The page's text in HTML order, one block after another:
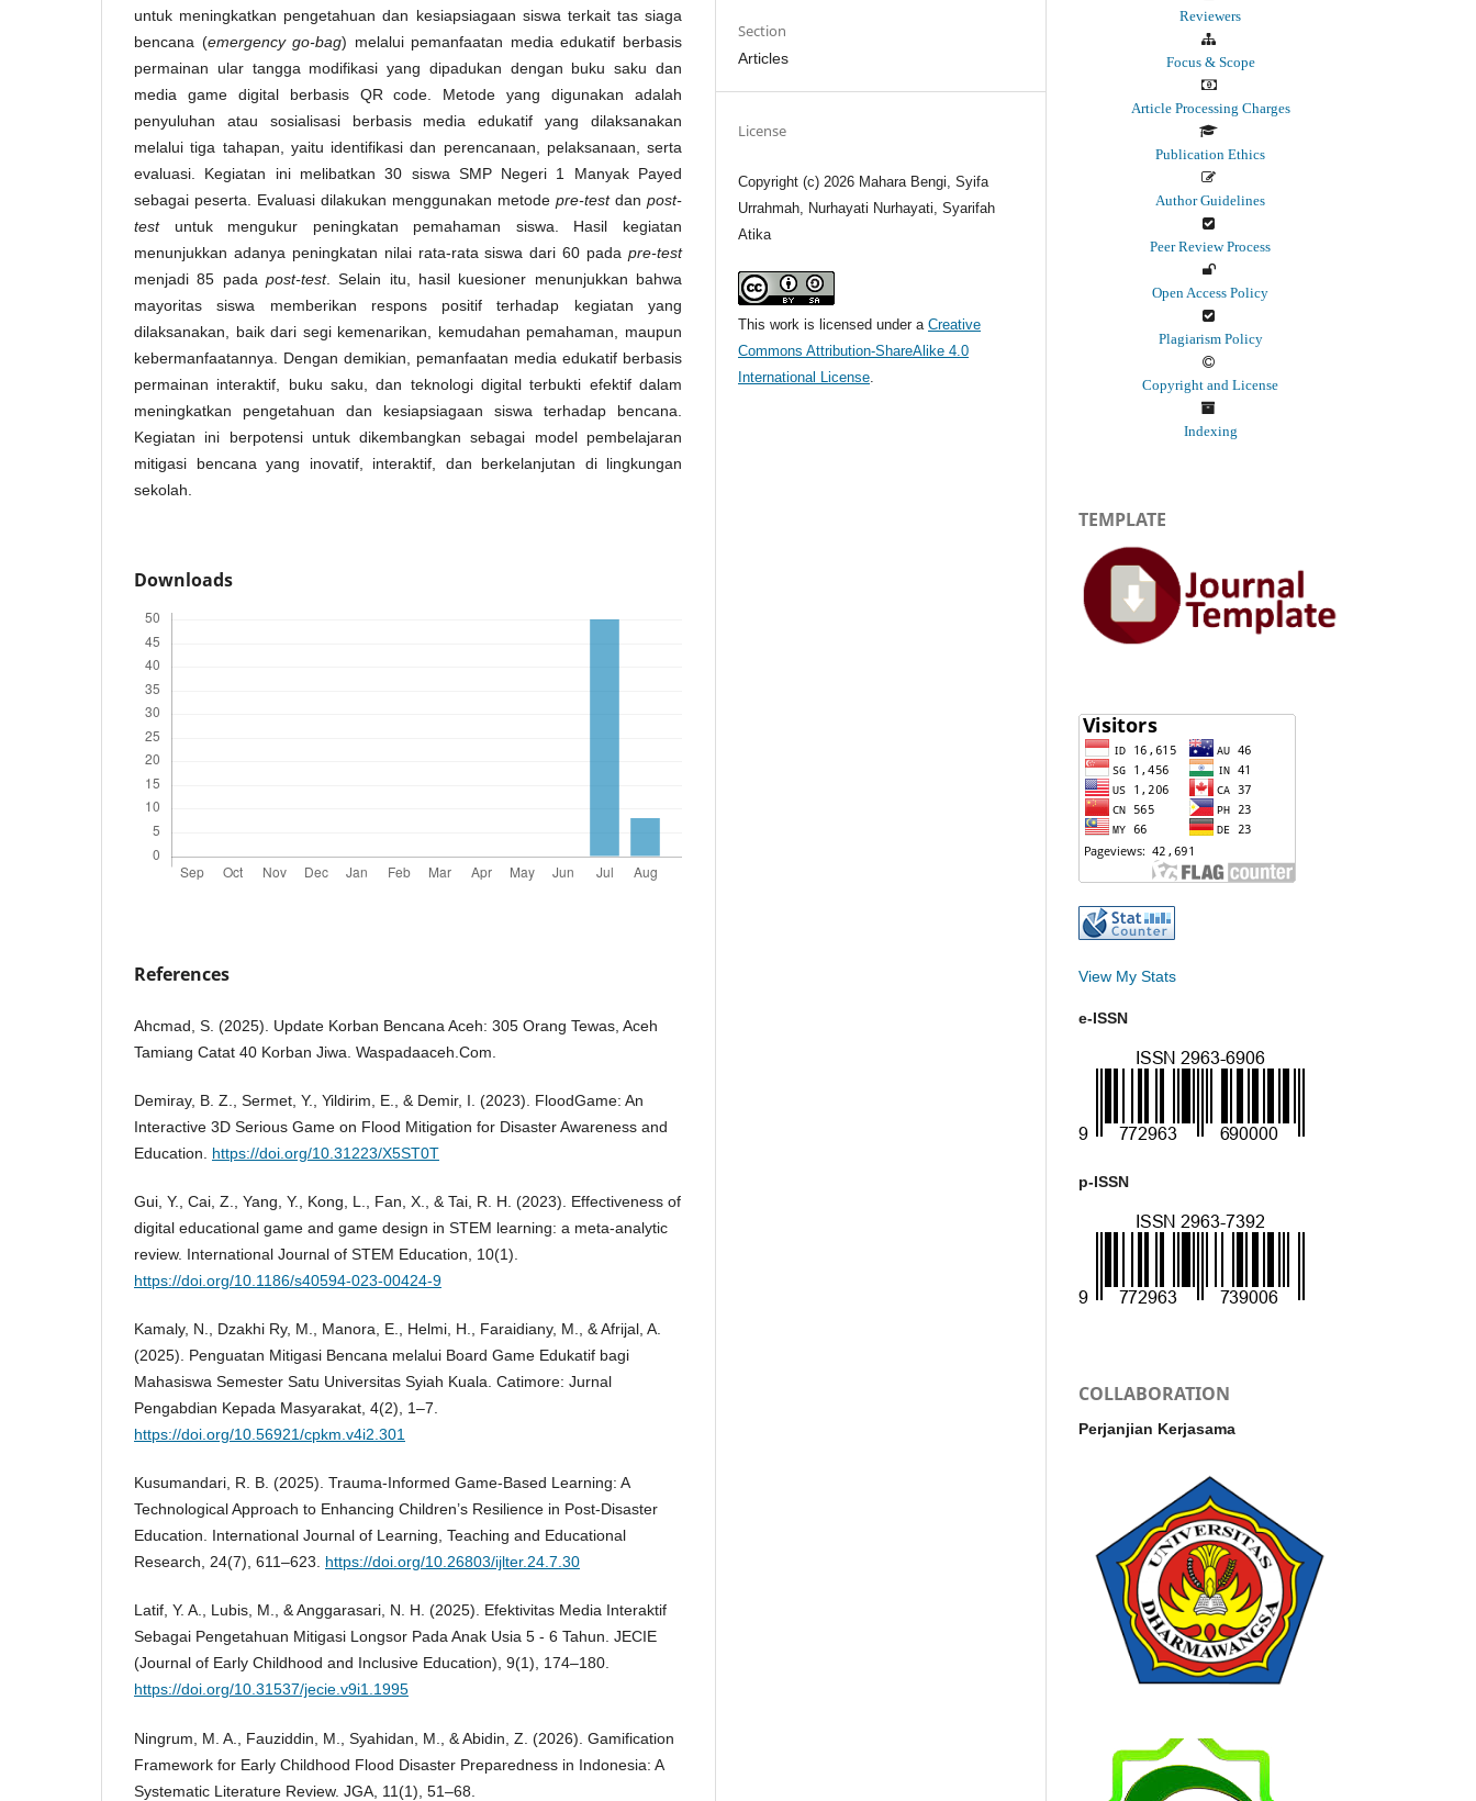
untuk meningkatkan pengetahuan dan kesiapsiagaan siswa terkait tas siaga
bencana (emergency go-bag) melalui pemanfaatan media edukatif berbasis
permainan ular tangga modifikasi yang dipadukan dengan buku saku dan
media game digital berbasis QR code. Metode yang digunakan adalah
penyuluhan atau sosialisasi berbasis media edukatif yang dilaksanakan
melalui tiga tahapan, yaitu identifikasi dan perencanaan, pelaksanaan, serta
evaluasi. Kegiatan ini melibatkan 30 siswa SMP Negeri 1 Manyak Payed
sebagai peserta. Evaluasi dilakukan menggunakan metode pre-testdan post-
testuntuk mengukur peningkatan pemahaman siswa. Hasil kegiatan
menunjukkan adanya peningkatan nilai rata-rata siswa dari 60 pada pre-test
menjadi 85 pada post-test. Selain itu, hasil kuesioner menunjukkan bahwa
mayoritas siswa memberikan respons positif terhadap kegiatan yang
dilaksanakan, baik dari segi kemenarikan, kemudahan pemahaman, maupun
kebermanfaatannya. Dengan demikian, pemanfaatan media edukatif berbasis
permainan interaktif, buku saku, dan teknologi digital terbukti efektif dalam
meningkatkan pengetahuan dan kesiapsiagaan siswa terhadap bencana.
Kegiatan ini berpotensi untuk dikembangkan sebagai model pembelajaran
mitigasi bencana yang inovatif, interaktif, dan berkelanjutan di lingkungan
sekolah.
Downloads
References
Ahcmad, S. (2025). Update Korban Bencana Aceh: 305 Orang Tewas, Aceh
Tamiang Catat 40 Korban Jiwa. Waspadaaceh.Com.
Demiray, B. Z., Sermet, Y., Yildirim, E., & Demir, I. (2023). FloodGame: An
Interactive 3D Serious Game on Flood Mitigation for Disaster Awareness and
Education. https://doi.org/10.31223/X5ST0T
Gui, Y., Cai, Z., Yang, Y., Kong, L., Fan, X., & Tai, R. H. (2023). Effectiveness of
digital educational game and game design in STEM learning: a meta-analytic
review. International Journal of STEM Education, 10(1).
https://doi.org/10.1186/s40594-023-00424-9
Kamaly, N., Dzakhi Ry, M., Manora, E., Helmi, H., Faraidiany, M., & Afrijal, A.
(2025). Penguatan Mitigasi Bencana melalui Board Game Edukatif bagi
Mahasiswa Semester Satu Universitas Syiah Kuala. Catimore: Jurnal
Pengabdian Kepada Masyarakat, 4(2), 1–7.
https://doi.org/10.56921/cpkm.v4i2.301
Kusumandari, R. B. (2025). Trauma-Informed Game-Based Learning: A
Technological Approach to Enhancing Children’s Resilience in Post-Disaster
Education. International Journal of Learning, Teaching and Educational
Research, 24(7), 611–623. https://doi.org/10.26803/ijlter.24.7.30
Latif, Y. A., Lubis, M., & Anggarasari, N. H. (2025). Efektivitas Media Interaktif
Sebagai Pengetahuan Mitigasi Longsor Pada Anak Usia 5 - 6 Tahun. JECIE
(Journal of Early Childhood and Inclusive Education), 9(1), 174–180.
https://doi.org/10.31537/jecie.v9i1.1995
Ningrum, M. A., Fauziddin, M., Syahidan, M., & Abidin, Z. (2026). Gamification
Framework for Early Childhood Flood Disaster Preparedness in Indonesia: A
Systematic Literature Review. JGA, 11(1), 51–68.
Section
Articles
License
Copyright (c) 2026 Mahara Bengi, Syifa
Urrahmah, Nurhayati Nurhayati, Syarifah
Atika
This work is licensed under aCreative
Commons Attribution-ShareAlike 4.0
International License
Reviewers
Focus & Scope
Article Processing Charges
Publication Ethics
Author Guidelines
Peer Review Process
Open Access Policy
Plagiarism Policy
Copyright and License
Indexing
TEMPLATE
View My Stats
e-ISSN
p-ISSN
COLLABORATION
Perjanjian Kerjasama